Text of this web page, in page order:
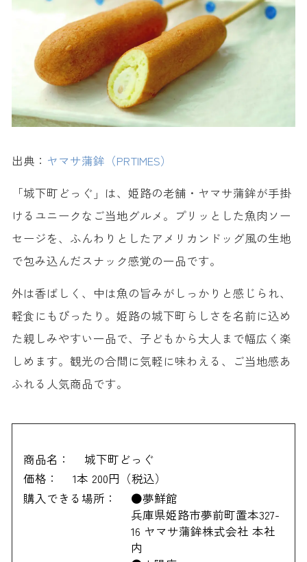
出典： ヤマサ蒲鉾（PRTIMES）
「城下町どっぐ」は、姫路の老舗・ヤマサ蒲鉾が手掛
けるユニークなご当地グルメ。プリッとした魚肉ソー
セージを、ふんわりとしたアメリカンドッグ風の生地
で包み込んだスナック感覚の一品です。
外は香ばしく、中は魚の旨みがしっかりと感じられ、
軽食にもぴったり。姫路の城下町らしさを名前に込め
た親しみやすい一品で、子どもから大人まで幅広く楽
しめます。観光の合間に気軽に味わえる、ご当地感あ
ふれる人気商品です。
商品名：
城下町どっぐ
価格：
1本 200円（税込）
購入できる場所：
●夢鮮館
兵庫県姫路市夢前町置本327-
16 ヤマサ蒲鉾株式会社 本社
内